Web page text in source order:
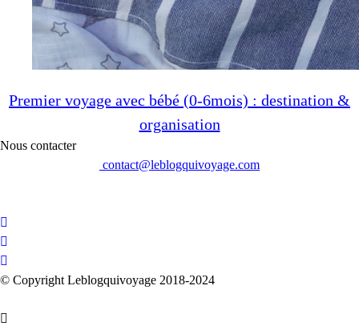
Premier voyage avec bébé (0-6mois) : destination &
organisation
Nous contacter
contact@leblogquivoyage.com
© Copyright Leblogquivoyage 2018-2024